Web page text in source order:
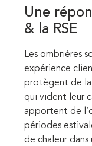
Une
& la RSE
Les ombrières
expérience
protègent de la
qui vident leur
apportent de
périodes
de chaleur dans